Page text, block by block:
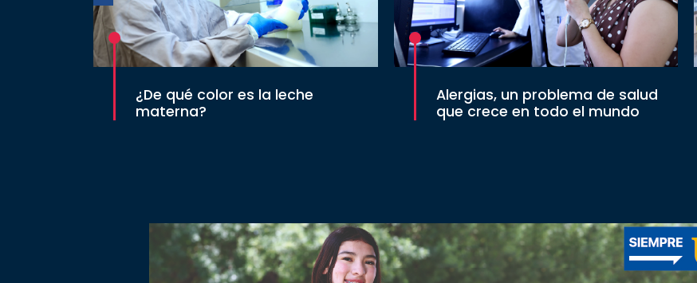
¿De qué color es la leche
materna?
Alergias, un problema de salud
que crece en todo el mundo